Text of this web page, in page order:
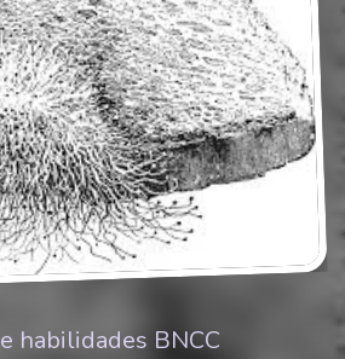
habilidades BNCC